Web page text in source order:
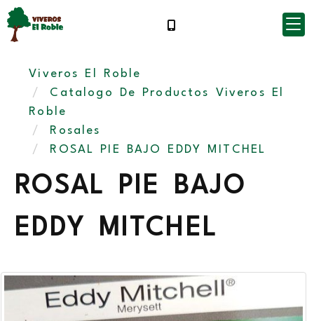
Viveros El Roble
Catalogo De Productos Viveros El
Roble
Rosales
ROSAL PIE BAJO EDDY MITCHEL
ROSAL PIE BAJO
EDDY MITCHEL